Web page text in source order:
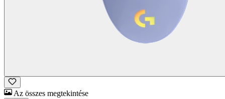
Az összes megtekintése